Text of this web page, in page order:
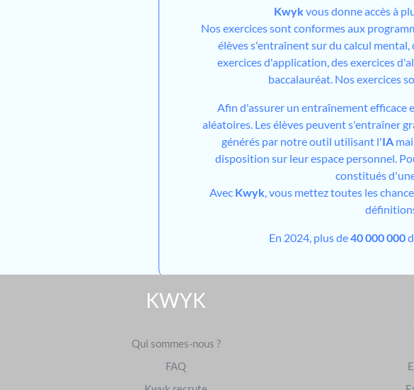
Kwykvous donne accès à
Nos exercices sont conformes aux
élèves s'entraînent sur du calcul
exercices d'application, des exercices
baccalauréat. Nos exercices
Afin d'assurer un entraînement efficace
aléatoires. Les élèves peuvent s'entraîner
générés par notre outil utilisant l'IA
disposition sur leur espace personnel.
constitués
Avec Kwyk , vous mettez toutes les
En 2024, plus de40 000 000
KWYK
Qui sommes-nous ?
FAQ